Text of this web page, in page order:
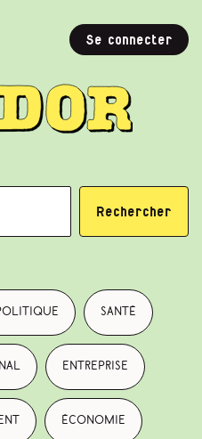
Se connecter
Rechercher
santé
entreprise
économie